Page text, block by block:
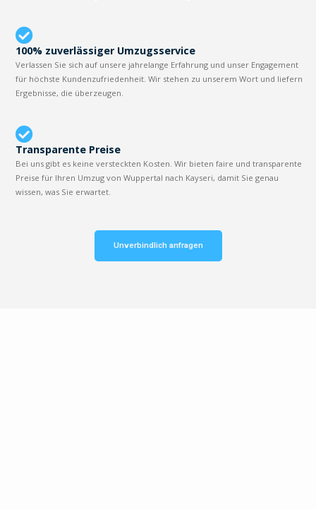
100% zuverlässiger Umzugsservice
Verlassen Sie sich auf unsere jahrelange Erfahrung und unser Engagement
für höchste Kundenzufriedenheit. Wir stehen zu unserem Wort und liefern
Ergebnisse, die überzeugen.
Transparente Preise
Bei uns gibt es keine versteckten Kosten. Wir bieten faire und transparente
Preise für Ihren Umzug von Wuppertal nach Kayseri, damit Sie genau
wissen, was Sie erwartet.
Unverbindlich anfragen